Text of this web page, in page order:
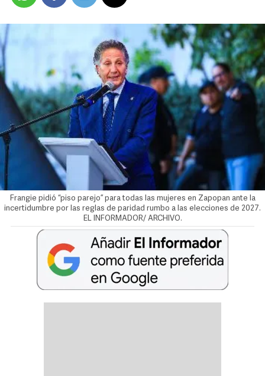
Frangie pidió “piso parejo” para todas las mujeres en Zapopan ante la
incertidumbre por las reglas de paridad rumbo a las elecciones de 2027.
EL INFORMADOR/ ARCHIVO.